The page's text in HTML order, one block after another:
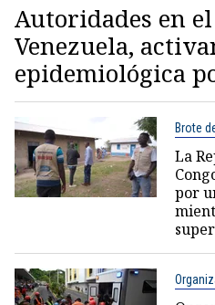
Autoridades en
Venezuela,
epidemiológica
Brote
La
por